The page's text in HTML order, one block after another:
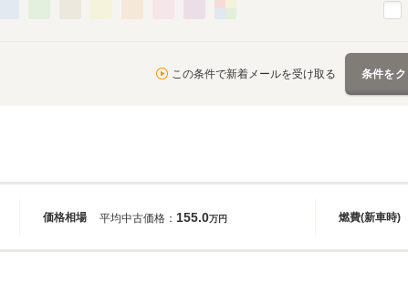
この条件で新着メールを受け取る 条件を
価格相場 燃費(新車時)
平均中古価格： 155.0万円